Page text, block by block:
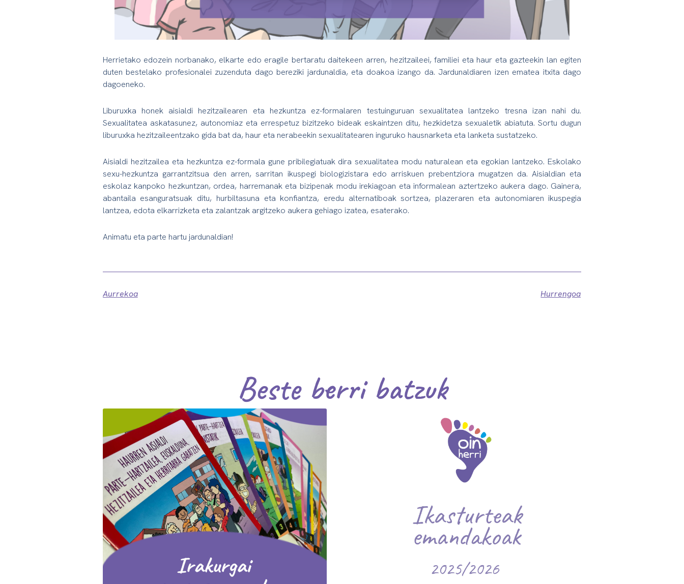
Herrietako edozein norbanako, elkarte edo eragile bertaratu daitekeen arren, hezitzaileei, familiei eta haur eta gazteekin lan egiten
duten bestelako profesionalei zuzenduta dago bereziki jardunaldia, eta doakoa izango da. Jardunaldiaren izen ematea itxita dago
dagoeneko.
Liburuxka honek aisialdi hezitzailearen eta hezkuntza ez-formalaren testuinguruan sexualitatea lantzeko tresna izan nahi du.
Sexualitatea askatasunez, autonomiaz eta errespetuz bizitzeko bideak eskaintzen ditu, hezkidetza sexualetik abiatuta. Sortu dugun
liburuxka hezitzaileentzako gida bat da, haur eta nerabeekin sexualitatearen inguruko hausnarketa eta lanketa sustatzeko.
Aisialdi hezitzailea eta hezkuntza ez-formala gune pribilegiatuak dira sexualitatea modu naturalean eta egokian lantzeko. Eskolako
sexu-hezkuntza garrantzitsua den arren, sarritan ikuspegi biologizistara edo arriskuen prebentziora mugatzen da. Aisialdian eta
eskolaz kanpoko hezkuntzan, ordea, harremanak eta bizipenak modu irekiagoan eta informalean aztertzeko aukera dago. Gainera,
abantaila esanguratsuak ditu, hurbiltasuna eta konfiantza, eredu alternatiboak sortzea, plazeraren eta autonomiaren ikuspegia
lantzea, edota elkarrizketa eta zalantzak argitzeko aukera gehiago izatea, esaterako.
Animatu eta parte hartu jardunaldian!
Aurrekoa Hurrengoa
Beste berri batzuk